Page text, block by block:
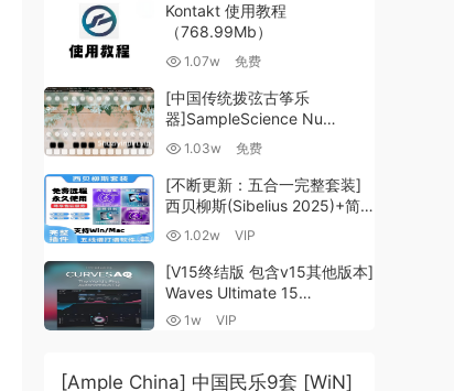
Kontakt 使用教程
（768.99Mb）
1.07w 免费
[中国传统拨弦古筝乐
器]SampleScience Nu
Guzheng v2.0 x64 VST
VST3 AU DECENT SAMPLER
[WiN, MacOSX]（158MB)
1.03w 免费
[不断更新：五合一完整套装]
西贝柳斯(Sibelius 2025)+简
谱插件V8+图片识别+音频识别
MacOSX]（80.48GB+）
1.02w VIP
[V15终结版 包含v15其他版本]
Waves Ultimate 15
v25.05.27+一键安装版+安装
（4.1GB+10.2GB+9.6GB）
1w VIP
[Ample China] 中国民乐9套 [WiN]